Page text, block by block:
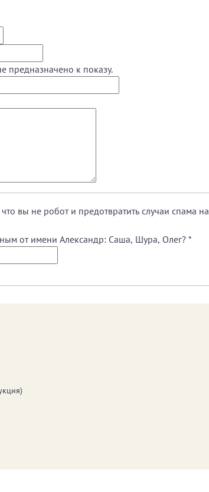
предназначено к показу.
вы не робот и предотвратить случаи спама на
от имени Александр: Саша, Шура, Олег? *